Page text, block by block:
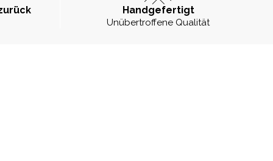
Handgefertigt
Unübertroffene Qualität